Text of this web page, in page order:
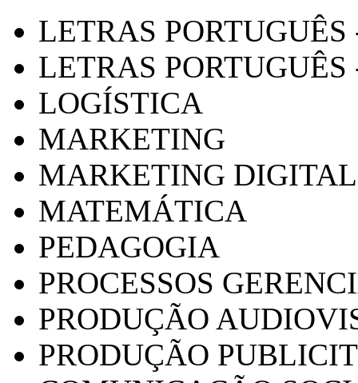
LETRAS
LETRAS PORTUGUÊS
LOGÍSTICA
MARKETING
MARKETING DIGITAL
MATEMÁTICA
PEDAGOGIA
PROCESSOS
PRODUÇÃO
PRODUÇÃO